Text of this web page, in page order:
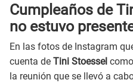
Cumpleaños de
no estuvo
En las fotos de Instagram
cuenta de Tini Stoessel
la reunión que se llevó a